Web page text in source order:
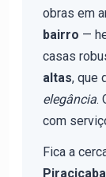
obras em
bairro —
casas
altas, que
elegância.
com
Fica a